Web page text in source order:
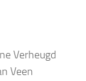
Verheugd
Veen